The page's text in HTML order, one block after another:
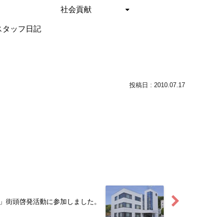
社会貢献
タッフ日記
2010.07.17
街頭啓発活動に参加しました。